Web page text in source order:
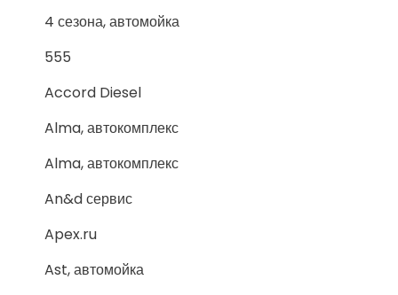
4 сезона, автомойка
555
Accord Diesel
Alma, автокомплекс
Alma, автокомплекс
An&d сервис
Apex.ru
Ast, автомойка